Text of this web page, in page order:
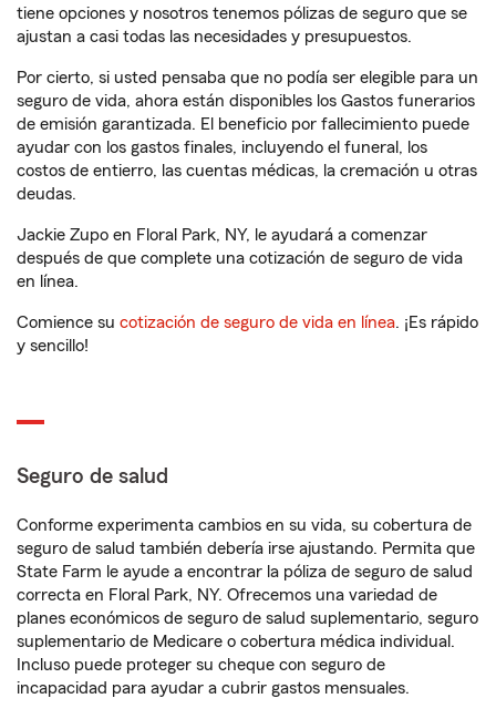
tiene opciones y nosotros tenemos pólizas de seguro que se
ajustan a casi todas las necesidades y presupuestos.
Por cierto, si usted pensaba que no podía ser elegible para un
seguro de vida, ahora están disponibles los Gastos funerarios
de emisión garantizada. El beneficio por fallecimiento puede
ayudar con los gastos finales, incluyendo el funeral, los
costos de entierro, las cuentas médicas, la cremación u otras
deudas.
Jackie Zupo en Floral Park, NY, le ayudará a comenzar
después de que complete una cotización de seguro de vida
en línea.
Comience su cotización de seguro de vida en línea. ¡Es rápido
y sencillo!
Seguro de salud
Conforme experimenta cambios en su vida, su cobertura de
seguro de salud también debería irse ajustando. Permita que
State Farm le ayude a encontrar la póliza de seguro de salud
correcta en Floral Park, NY. Ofrecemos una variedad de
planes económicos de seguro de salud suplementario, seguro
suplementario de Medicare o cobertura médica individual.
Incluso puede proteger su cheque con seguro de
incapacidad para ayudar a cubrir gastos mensuales.